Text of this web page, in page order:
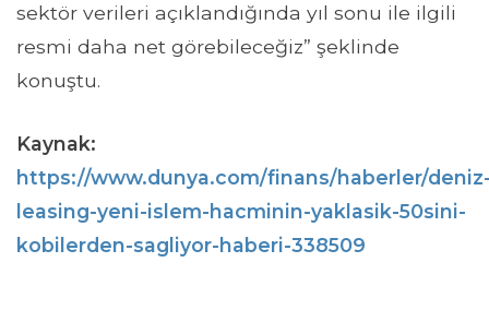
sektör verileri açıklandığında yıl sonu ile ilgili
resmi daha net görebileceğiz” şeklinde
konuştu.
Kaynak:
https://www.dunya.com/finans/haberler/
leasing-yeni-islem-hacminin-yaklasik-50sini-
kobilerden-sagliyor-haberi-338509